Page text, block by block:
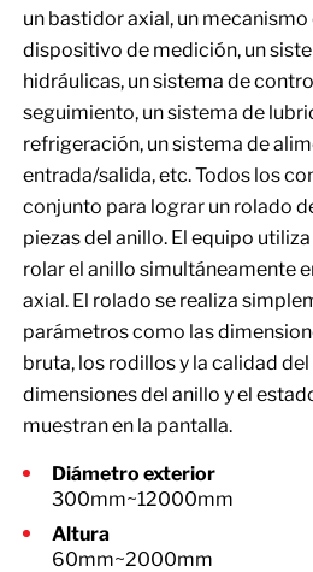
un bastidor axial, un
dispositivo de medición, un
hidráulicas, un sistema de
seguimiento, un sistema de
refrigeración, un sistema de
entrada/salida, etc. Todos los
conjunto para lograr un rolado
piezas del anillo. El equipo
rolar el anillo simultáneamente
axial. El rolado se realiza
parámetros como las
bruta, los rodillos y la calidad
dimensiones del anillo y el
muestran en la pantalla.
Diámetro exterior
300mm~12000mm
Altura
60mm~2000mm